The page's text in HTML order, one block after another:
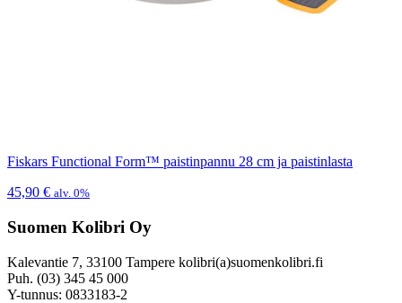
Fiskars Functional Form™ paistinpannu 28 cm ja paistinlasta
45,90 € alv. 0%
Suomen Kolibri Oy
Kalevantie 7, 33100 Tampere kolibri(a)suomenkolibri.fi
Puh. (03) 345 45 000
Y-tunnus: 0833183-2